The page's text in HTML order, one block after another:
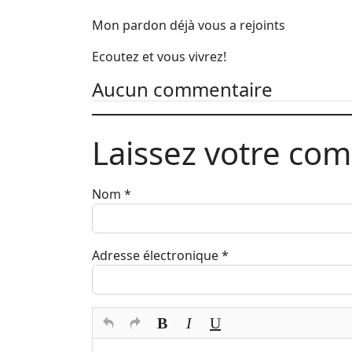
Mon pardon déjà vous a rejoints
Ecoutez et vous vivrez!
Aucun commentaire
Laissez votre
Nom *
Adresse électronique*
Texte du commentaire